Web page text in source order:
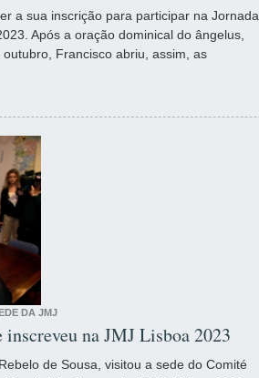
a sua inscrição para participar na Jornada
Após a oração dominical do ângelus,
Francisco abriu, assim, as
DA JMJ
na JMJ Lisboa 2023
de Sousa, visitou a sede do Comité